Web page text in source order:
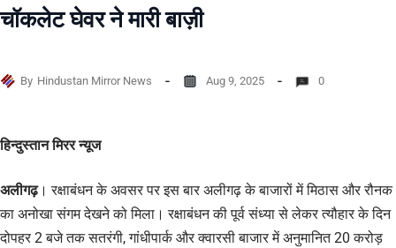
चॉकलेट घेवर ने मारी बाज़ी
By Hindustan Mirror News Aug 9, 2025 0
हिन्दुस्तान मिरर न्यूज
अलीगढ़। रक्षाबंधन के अवसर पर इस बार अलीगढ़ के बाजारों में मिठास और रौनक
का अनोखा संगम देखने को मिला। रक्षाबंधन की पूर्व संध्या से लेकर त्यौहार के दिन
दोपहर 2 बजे तक सतरंगी, गांधीपार्क और क्वारसी बाजार में अनुमानित 20 करोड़